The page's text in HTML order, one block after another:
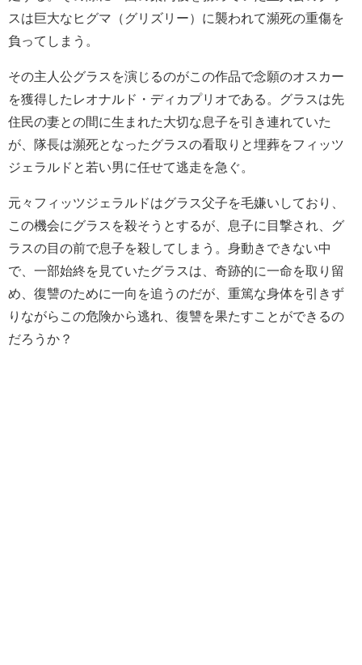
スは巨大なヒグマ（グリズリー）に襲われて瀕死の重傷を
負ってしまう。
その主人公グラスを演じるのがこの作品で念願のオスカー
を獲得したレオナルド・ディカプリオである。グラスは先
住民の妻との間に生まれた大切な息子を引き連れていた
が、隊長は瀕死となったグラスの看取りと埋葬をフィッツ
ジェラルドと若い男に任せて逃走を急ぐ。
元々フィッツジェラルドはグラス父子を毛嫌いしており、
この機会にグラスを殺そうとするが、息子に目撃され、グ
ラスの目の前で息子を殺してしまう。身動きできない中
で、一部始終を見ていたグラスは、奇跡的に一命を取り留
め、復讐のために一向を追うのだが、重篤な身体を引きず
りながらこの危険から逃れ、復讐を果たすことができるの
だろうか？